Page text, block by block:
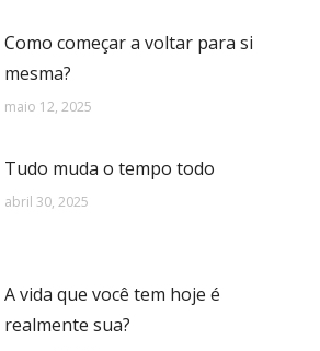
Como começar a voltar para si
mesma?
maio 12, 2025
Tudo muda o tempo todo
abril 30, 2025
A vida que você tem hoje é
realmente sua?